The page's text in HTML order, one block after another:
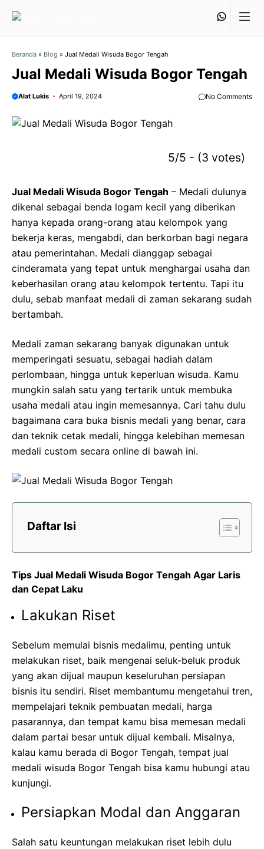
Beranda » Blog » Jual Medali Wisuda Bogor Tengah
Jual Medali Wisuda Bogor Tengah
Alat Lukis April 19, 2024 No Comments
5/5 - (3 votes)
Jual Medali Wisuda Bogor Tengah – Medali dulunya
dikenal sebagai benda logam kecil yang diberikan
hanya kepada orang-orang atau kelompok yang
bekerja keras, mengabdi, dan berkorban bagi negara
atau pemerintahan. Medali dianggap sebagai
cinderamata yang tepat untuk menghargai usaha dan
keberhasilan orang atau kelompok tertentu. Tapi itu
dulu, sebab manfaat medali di zaman sekarang sudah
bertambah.
Medali zaman sekarang banyak digunakan untuk
memperingati sesuatu, sebagai hadiah dalam
perlombaan, hingga untuk keperluan wisuda. Kamu
mungkin salah satu yang tertarik untuk membuka
usaha medali atau ingin memesannya. Cari tahu dulu
bagaimana cara buka bisnis medali yang benar, cara
dan teknik cetak medali, hingga kelebihan memesan
medali custom secara online di bawah ini.
Daftar Isi
Tips Jual Medali Wisuda Bogor Tengah Agar Laris
dan Cepat Laku
Lakukan Riset
Sebelum memulai bisnis medalimu, penting untuk
melakukan riset, baik mengenai seluk-beluk produk
yang akan dijual maupun keseluruhan persiapan
bisnis itu sendiri. Riset membantumu mengetahui tren,
mempelajari teknik pembuatan medali, harga
pasarannya, dan tempat kamu bisa memesan medali
dalam partai besar untuk dijual kembali. Misalnya,
kalau kamu berada di Bogor Tengah, tempat jual
medali wisuda Bogor Tengah bisa kamu hubungi atau
kunjungi.
Persiapkan Modal dan Anggaran
Salah satu keuntungan melakukan riset lebih dulu